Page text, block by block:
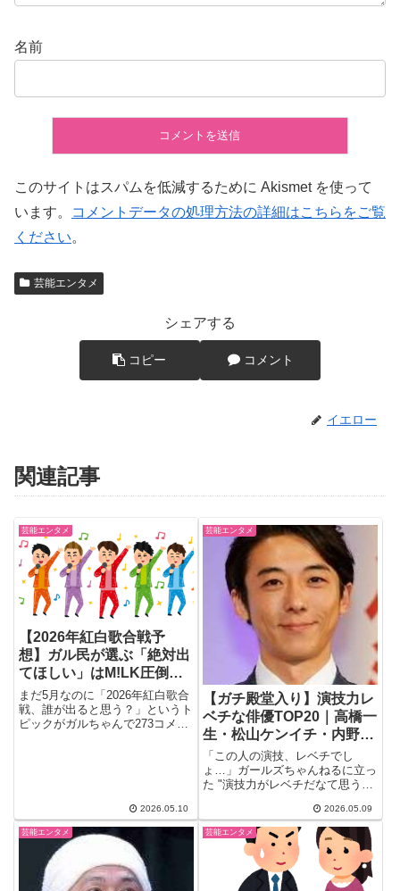
名前
このサイトはスパムを低減するために Akismet を使って
います。
コメントデータの処理方法の詳細はこちらをご覧
ください。
芸能エンタメ
シェアする
コピー コメント
イエロー
関連記事
芸能エンタメ
【2026年紅白歌合戦予
想】ガル民が選ぶ「絶対出
てほしい」はM!LK圧倒的1
位！K-POPへの複雑な本音
も
まだ5月なのに「2026年紅白歌合
戦、誰が出ると思う？」というト
ピックがガルちゃんで273コメン
2026.05.10
芸能エンタメ
【ガチ殿堂入り】演技力レ
ベチな俳優TOP20｜高橋一
生・松山ケンイチ・内野聖
陽
「この人の演技、レベチでし
ょ…」ガールズちゃんねるに立っ
た "演技力がレベチだなて思う俳
2026.05.09
芸能エンタメ 芸能エンタメ